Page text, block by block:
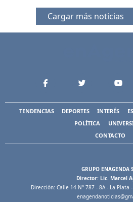
Cargar más noticias
TENDENCIAS DEPORTES INTERÉS
POLÍTICA
CONTACTO
GRUPO ENAGENDA
Director: Lic. Marcel
Dirección: Calle 14 N° 787 - 8A - La Plata